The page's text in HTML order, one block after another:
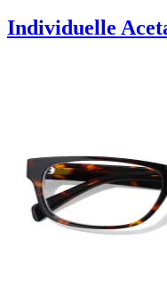
Individuelle